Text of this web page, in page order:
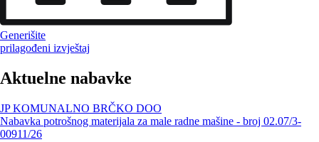
Generišite
prilagođeni izvještaj
Aktuelne nabavke
JP KOMUNALNO BRČKO DOO
Nabavka potrošnog materijala za male radne mašine - broj 02.07/3-
00911/26